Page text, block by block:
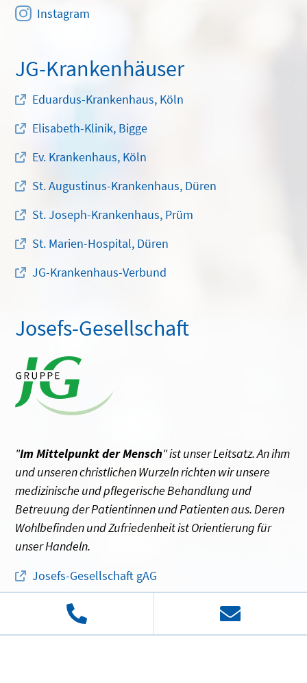
Instagram
JG-Krankenhäuser
Eduardus-Krankenhaus, Köln
Elisabeth-Klinik, Bigge
Ev. Krankenhaus, Köln
St. Augustinus-Krankenhaus, Düren
St. Joseph-Krankenhaus, Prüm
St. Marien-Hospital, Düren
JG-Krankenhaus-Verbund
Josefs-Gesellschaft
"Im Mittelpunkt der Mensch" ist unser Leitsatz. An ihm
und unseren christlichen Wurzeln richten wir unsere
medizinische und pflegerische Behandlung und
Betreuung der Patientinnen und Patienten aus. Deren
Wohlbefinden und Zufriedenheit ist Orientierung für
unser Handeln.
Josefs-Gesellschaft gAG